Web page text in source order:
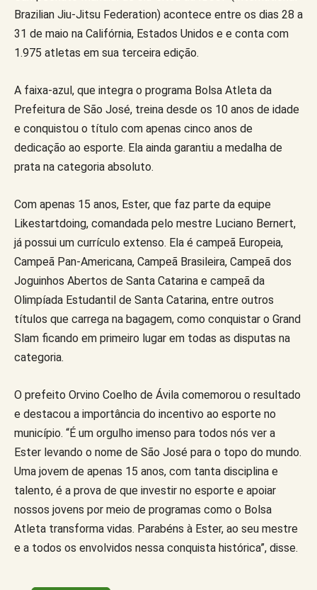
Brazilian Jiu-Jitsu Federation) acontece entre os dias 28 a
31 de maio na Califórnia, Estados Unidos e e conta com
1.975 atletas em sua terceira edição.
A faixa-azul, que integra o programa Bolsa Atleta da
Prefeitura de São José, treina desde os 10 anos de idade
e conquistou o título com apenas cinco anos de
dedicação ao esporte. Ela ainda garantiu a medalha de
prata na categoria absoluto.
Com apenas 15 anos, Ester, que faz parte da equipe
Likestartdoing, comandada pelo mestre Luciano Bernert,
já possui um currículo extenso. Ela é campeã Europeia,
Campeã Pan-Americana, Campeã Brasileira, Campeã dos
Joguinhos Abertos de Santa Catarina e campeã da
Olimpíada Estudantil de Santa Catarina, entre outros
títulos que carrega na bagagem, como conquistar o Grand
Slam ficando em primeiro lugar em todas as disputas na
categoria.
O prefeito Orvino Coelho de Ávila comemorou o resultado
e destacou a importância do incentivo ao esporte no
município. “É um orgulho imenso para todos nós ver a
Ester levando o nome de São José para o topo do mundo.
Uma jovem de apenas 15 anos, com tanta disciplina e
talento, é a prova de que investir no esporte e apoiar
nossos jovens por meio de programas como o Bolsa
Atleta transforma vidas. Parabéns à Ester, ao seu mestre
e a todos os envolvidos nessa conquista histórica”, disse.